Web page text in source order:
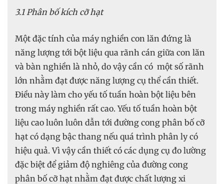
3.1 Phân bố kích cỡ hạt
Một đặc tính của máy nghiền con lăn đứng là
năng lượng tới bột liệu qua rãnh cán giữa con lăn
và bàn nghiền là nhỏ, do vậy cần có một số rãnh
lớn nhằm đạt được năng lượng cụ thể cần thiết.
Điều này làm cho yếu tố tuần hoàn bột liệu bên
trong máy nghiền rất cao. Yếu tố tuần hoàn bột
liệu cao luôn luôn dẫn tới đường cong phân bố cỡ
hạt có dạng bậc thang nếu quá trình phân ly có
hiệu quả. Vì vậy cần thiết có các dụng cụ đo lường
đặc biệt để giảm độ nghiêng của đường cong
phân bố cỡ hạt nhằm đạt được chất lượng xi